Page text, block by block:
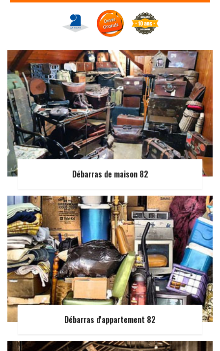
Débarras de maison 82
Débarras d'appartement 82